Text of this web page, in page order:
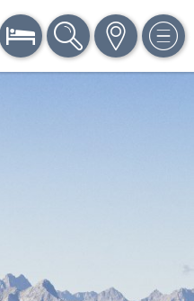
BUCHEN SUCHE KARTE MENÜ